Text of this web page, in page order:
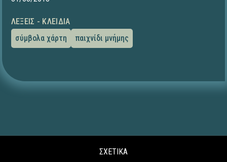
ΛΈΞΕΙΣ - ΚΛΕΙΔΙΆ
σύμβολα χάρτη
παιχνίδι μνήμης
ΣΧΕΤΙΚΑ